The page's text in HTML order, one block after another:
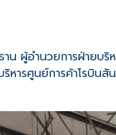
ผู้อำนวยการฝ่ายบริ
รศูนย์การค้าโรบิน